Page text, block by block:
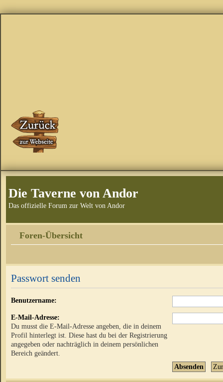
Die Taverne von Andor
Das offizielle Forum zur Welt von Andor
Foren-Übersicht
Passwort senden
Benutzername:
E-Mail-Adresse:
Du musst die E-Mail-Adresse angeben, die in deinem
Profil hinterlegt ist. Diese hast du bei der Registrierung
angegeben oder nachträglich in deinem persönlichen
Bereich geändert.